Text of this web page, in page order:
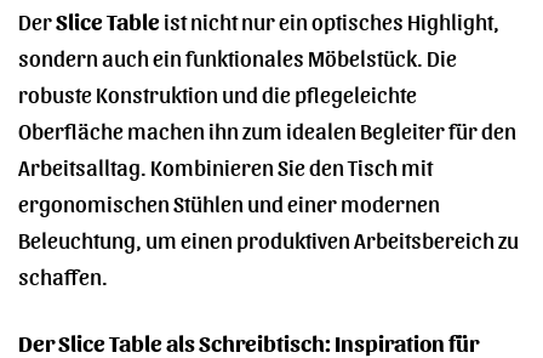
DerSlice Tableist nicht nur ein optisches Highlight,
sondern auch ein funktionales Möbelstück. Die
robuste Konstruktion und die pflegeleichte
Oberfläche machen ihn zum idealen Begleiter für den
Arbeitsalltag. Kombinieren Sie den Tisch mit
ergonomischen Stühlen und einer modernen
Beleuchtung, um einen produktiven Arbeitsbereich zu
schaffen.
Der Slice Table als Schreibtisch: Inspiration für